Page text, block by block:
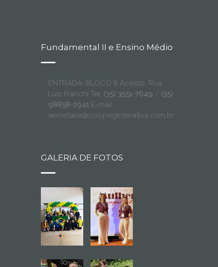
Fundamental II e Ensino Médio
ENTRADA: BLOCO III Acesso: Rua
Luiz Franchi Tel: (35) 3551-7649 / (35)
98858-2941 E-mail:
secretaria@coopeginterativa.com.br
GALERIA DE FOTOS